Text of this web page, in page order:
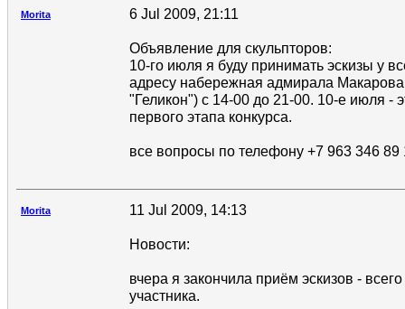
Morita 6 Jul 2009, 21:11
Объявление для скульпторов:
10-го июля я буду принимать эскизы у
адресу набережная адмирала
"Геликон") с 14-00 до 21-00. 10-е июля -
первого этапа конкурса.
все вопросы по телефону +7 963 346 89
Morita 11 Jul 2009, 14:13
Новости:
вчера я закончила приём эскизов -
участника.